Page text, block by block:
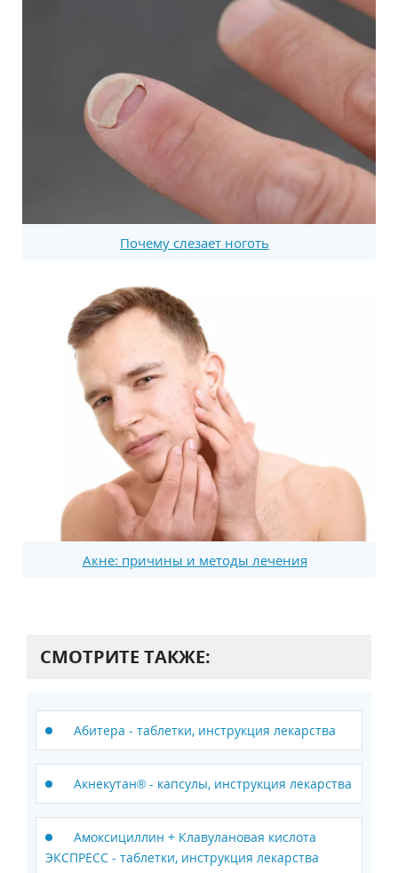
Почему слезает ноготь
Акне: причины и методы лечения
СМОТРИТЕ ТАКЖЕ:
Абитера - таблетки, инструкция лекарства
Акнекутан® - капсулы, инструкция лекарства
Амоксициллин + Клавулановая кислота
ЭКСПРЕСС - таблетки, инструкция лекарства